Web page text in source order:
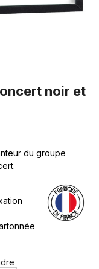
noir et
du groupe